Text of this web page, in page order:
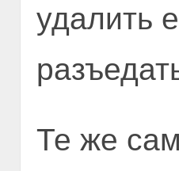
удалить
Те же